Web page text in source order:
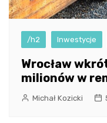
/h2 Inwestycje
Wrocław
milionów w
Michał Kozicki